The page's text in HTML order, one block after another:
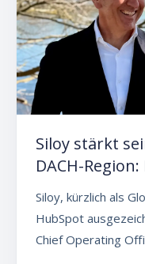
Siloy stärkt
DACH-
Siloy, kürzlich als
HubSpot
Chief Operating